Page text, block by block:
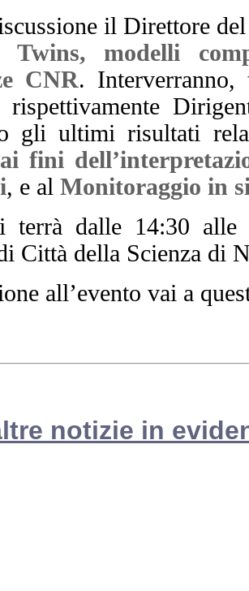
il Direttore
Twins, modelli
CNR.
rispettivamente
gli ultimi risultati
fini
, e al Monitoraggio in
terrà dalle 14:30
Città della Scienza di
all’evento vai a
notizie in